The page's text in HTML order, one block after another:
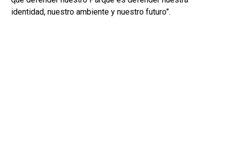
identidad, nuestro ambiente y nuestro futuro”.